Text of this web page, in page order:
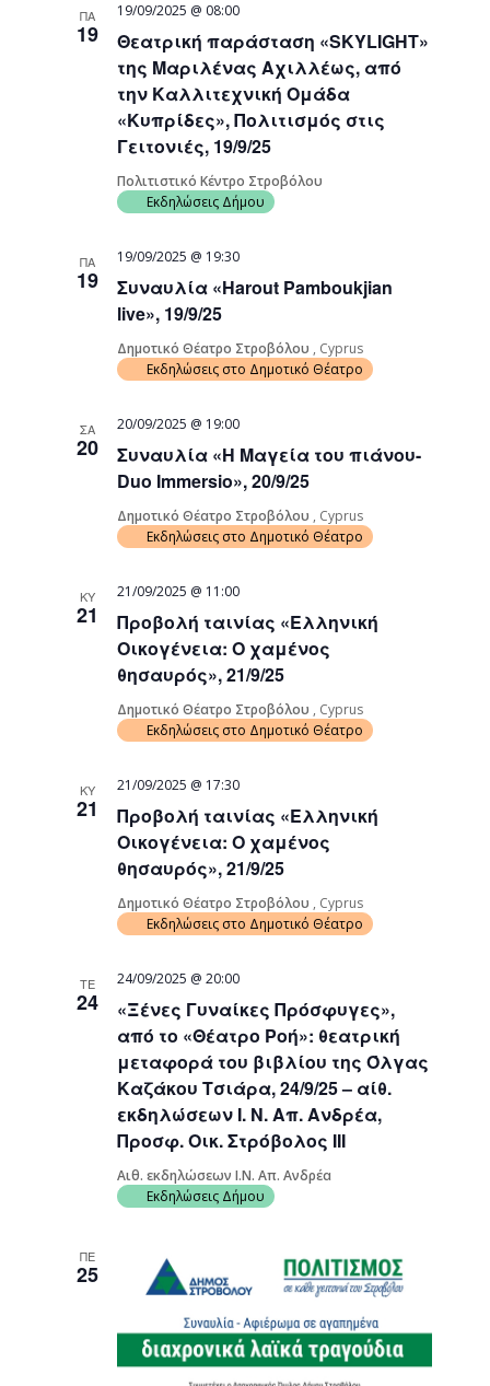
ΠΑ
19
Θεατρική παράσταση «SKYLIGHT»
της Μαριλένας Αχιλλέως, από
την Καλλιτεχνική Ομάδα
«Κυπρίδες», Πολιτισμός στις
Γειτονιές, 19/9/25
19/09/2025 @ 08:00
Πολιτιστικό Κέντρο Στροβόλου
Εκδηλώσεις Δήμου
ΠΑ
19
Συναυλία «Harout Pamboukjian
live», 19/9/25
19/09/2025 @ 19:30
Δημοτικό Θέατρο Στροβόλου , Cyprus
Εκδηλώσεις στο Δημοτικό Θέατρο
ΣΑ
20
Συναυλία «Η Μαγεία του πιάνου-
Duo Immersio», 20/9/25
20/09/2025 @ 19:00
Δημοτικό Θέατρο Στροβόλου , Cyprus
Εκδηλώσεις στο Δημοτικό Θέατρο
ΚΥ
21
Προβολή ταινίας «Ελληνική
Οικογένεια: Ο χαμένος
θησαυρός», 21/9/25
21/09/2025 @ 11:00
Δημοτικό Θέατρο Στροβόλου , Cyprus
Εκδηλώσεις στο Δημοτικό Θέατρο
ΚΥ
21
Προβολή ταινίας «Ελληνική
Οικογένεια: Ο χαμένος
θησαυρός», 21/9/25
21/09/2025 @ 17:30
Δημοτικό Θέατρο Στροβόλου , Cyprus
Εκδηλώσεις στο Δημοτικό Θέατρο
ΤΕ
24
«Ξένες Γυναίκες Πρόσφυγες»,
από το «Θέατρο Ροή»: θεατρική
μεταφορά του βιβλίου της Όλγας
Καζάκου Τσιάρα, 24/9/25 – αίθ.
εκδηλώσεων Ι. Ν. Απ. Ανδρέα,
Προσφ. Οικ. Στρόβολος ΙΙΙ
24/09/2025 @ 20:00
Αιθ. εκδηλώσεων Ι.Ν. Απ. Ανδρέα
Εκδηλώσεις Δήμου
ΠΕ
25